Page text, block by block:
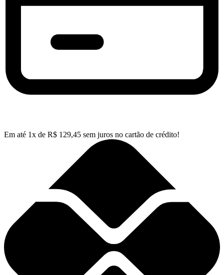
Em até 1x de R$ 129,45 sem juros no cartão de crédito!